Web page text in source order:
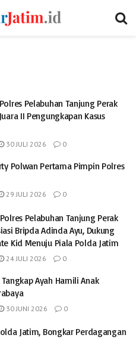
Pelabuhan Tanjung Perak
II Pengungkapan Kasus
30 JULI 2026 0
Polwan Pertama Pimpin Polres
29 JULI 2026 0
Pelabuhan Tanjung Perak
Bripda Adinda Ayu, Dukung
Kid Menuju Piala Polda Jatim
24 JULI 2026 0
Tangkap Ayah Hamili Anak
30 JUNI 2026 0
Jatim, Bongkar Perdagangan